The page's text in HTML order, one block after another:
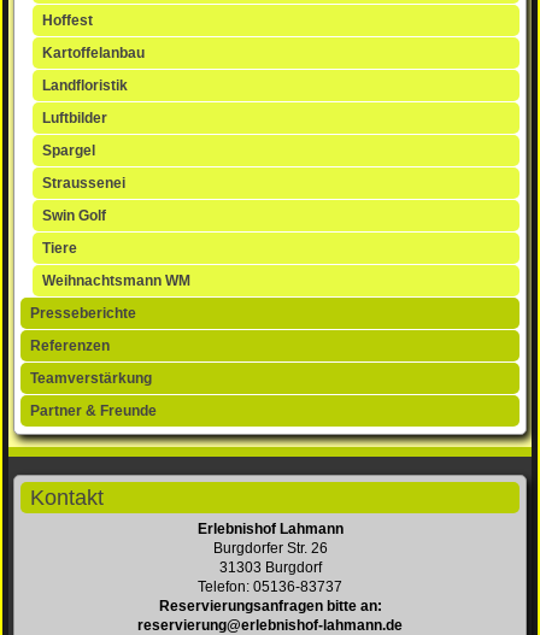
Hoffest
Kartoffelanbau
Landfloristik
Luftbilder
Spargel
Straussenei
Swin Golf
Tiere
Weihnachtsmann WM
Presseberichte
Referenzen
Teamverstärkung
Partner & Freunde
Kontakt
Erlebnishof Lahmann
Burgdorfer Str. 26
31303 Burgdorf
Telefon: 05136-83737
Reservierungsanfragen bitte an:
reservierung@erlebnishof-lahmann.de